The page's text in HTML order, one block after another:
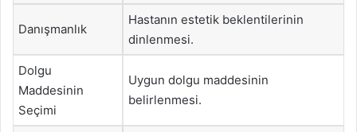
Danışmanlık
Hastanın estetik beklentilerinin
dinlenmesi.
Dolgu
Maddesinin
Seçimi
Uygun dolgu maddesinin
belirlenmesi.